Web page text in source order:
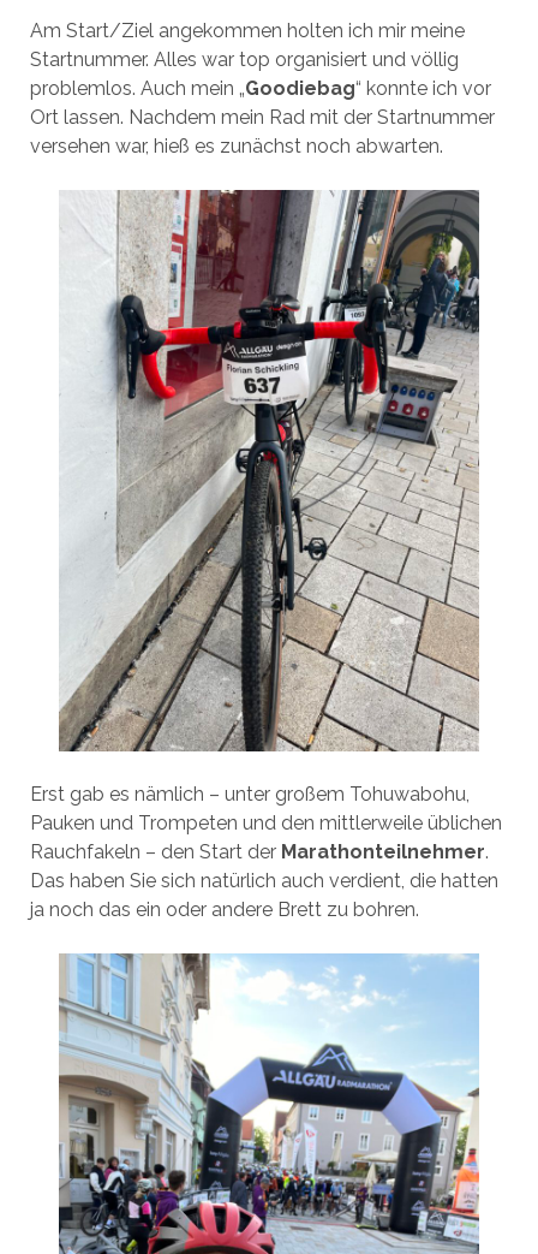
Am Start/Ziel angekommen holten ich mir meine
Startnummer. Alles war top organisiert und völlig
problemlos. Auch mein „Goodiebag“ konnte ich vor
Ort lassen. Nachdem mein Rad mit der Startnummer
versehen war, hieß es zunächst noch abwarten.
Erst gab es nämlich – unter großem Tohuwabohu,
Pauken und Trompeten und den mittlerweile üblichen
Rauchfakeln – den Start der Marathonteilnehmer.
Das haben Sie sich natürlich auch verdient, die hatten
ja noch das ein oder andere Brett zu bohren.